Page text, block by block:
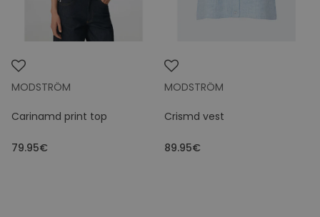
MODSTRÖM
Carinamd print top
79.95€
MODSTRÖM
Crismd vest
89.95€